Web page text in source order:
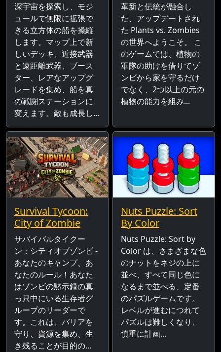
深宇宙を探索し、モジ
ュールで無限に拡張で
きる立方体の船を操縦
します。マップ上で新
しいデッキ、近接武器
と遠距離武器、ブース
ター、レアなアップグ
レードを集め、船を真
の戦闘ステーションに
変えます。敵も成長し...
革新と伝統が融合し
た、アップデートされ
た Plants vs. Zombies
の世界へようこそ。 こ
のゲームでは、植物の
軍隊の助けを借りてゾ
ンビから家を守るだけ
でなく、2つ以上の元の
植物の能力を組み...
Survival Tycoon:
City of Zombie
サバイバルタイクー
ン：シティオブゾンビ -
あなたのキャンプ、あ
なたのルール！あなた
はゾンビの黙示録の真
っ只中にいる生存者グ
ループのリーダーで
す。これは、バリアを
守り、資源を集め、生
き残ることが目的の...
Nuts Puzzle: Sort
By Color
Nuts Puzzle: Sort by
Color は、さまざまな色
のナットをネジの上に
並べ、すべて同じ色に
なるまで並べる、定番
のパズルゲームです。
レベルが進むにつれて
パズルは難しくなり、
慎重に計画...